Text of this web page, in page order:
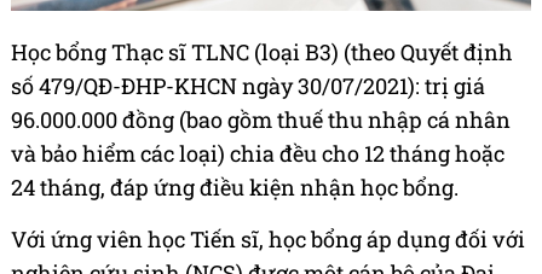
Học bổng Thạc sĩ TLNC (loại B3) (theo Quyết định
số 479/QĐ-ĐHP-KHCN ngày 30/07/2021): trị giá
96.000.000 đồng (bao gồm thuế thu nhập cá nhân
và bảo hiểm các loại) chia đều cho 12 tháng hoặc
24 tháng, đáp ứng điều kiện nhận học bổng.
Với ứng viên học Tiến sĩ, học bổng áp dụng đối với